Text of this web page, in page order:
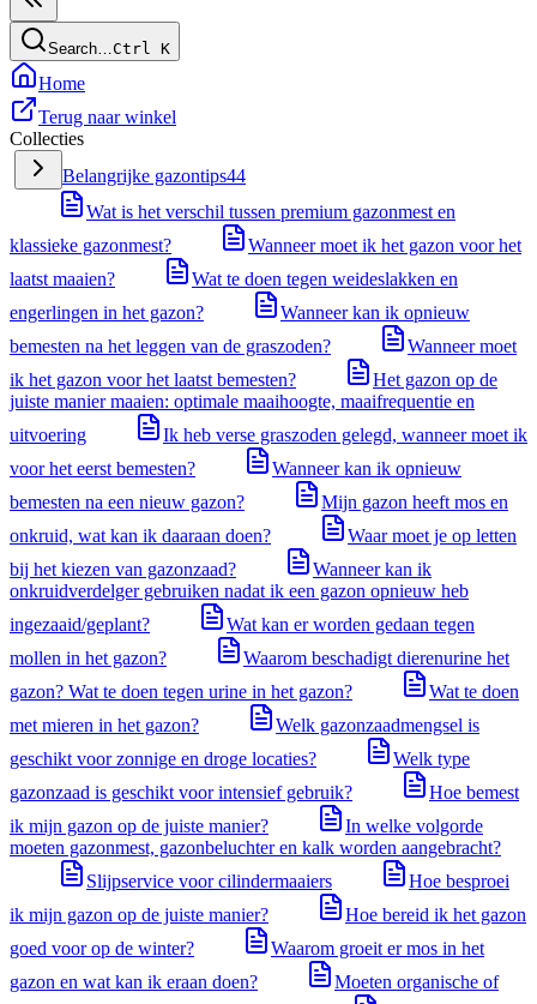
Search…Ctrl K
Home
Terug naar winkel
Collecties
Belangrijke gazontips44
Wat is het verschil tussen premium gazonmest en
klassieke gazonmest?
Wanneer moet ik het gazon voor het
laatst maaien?
Wat te doen tegen weideslakken en
engerlingen in het gazon?
Wanneer kan ik opnieuw
bemesten na het leggen van de graszoden?
Wanneer moet
ik het gazon voor het laatst bemesten?
Het gazon op de
juiste manier maaien: optimale maaihoogte, maaifrequentie en
uitvoering
Ik heb verse graszoden gelegd, wanneer moet ik
voor het eerst bemesten?
Wanneer kan ik opnieuw
bemesten na een nieuw gazon?
Mijn gazon heeft mos en
onkruid, wat kan ik daaraan doen?
Waar moet je op letten
bij het kiezen van gazonzaad?
Wanneer kan ik
onkruidverdelger gebruiken nadat ik een gazon opnieuw heb
ingezaaid/geplant?
Wat kan er worden gedaan tegen
mollen in het gazon?
Waarom beschadigt dierenurine het
gazon? Wat te doen tegen urine in het gazon?
Wat te doen
met mieren in het gazon?
Welk gazonzaadmengsel is
geschikt voor zonnige en droge locaties?
Welk type
gazonzaad is geschikt voor intensief gebruik?
Hoe bemest
ik mijn gazon op de juiste manier?
In welke volgorde
moeten gazonmest, gazonbeluchter en kalk worden aangebracht?
Slijpservice voor cilindermaaiers
Hoe besproei
ik mijn gazon op de juiste manier?
Hoe bereid ik het gazon
goed voor op de winter?
Waarom groeit er mos in het
gazon en wat kan ik eraan doen?
Moeten organische of